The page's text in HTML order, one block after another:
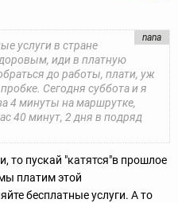
nana
услуги в стране
иди в платную
до работы, плати, уж
Сегодня суббота и я
4 минуты на маршрутке,
40 минут, 2 дня в подряд
то пускай "катятся"в прошлое
платим этой
бесплатные услуги. А то